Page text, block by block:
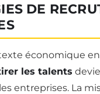
DE
économique en
les talents
entreprises. La